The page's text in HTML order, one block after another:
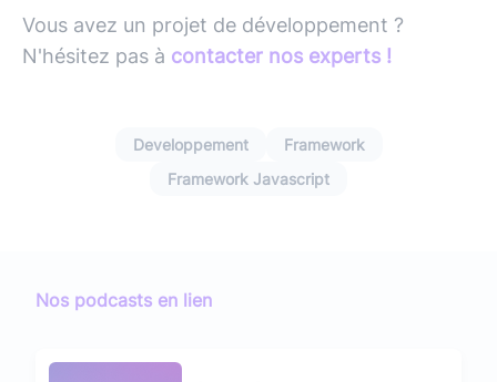
Vous avez un projet de développement ?
N'hésitez pas à contacter nos experts !
Developpement
Framework
Framework Javascript
Nos podcasts en lien